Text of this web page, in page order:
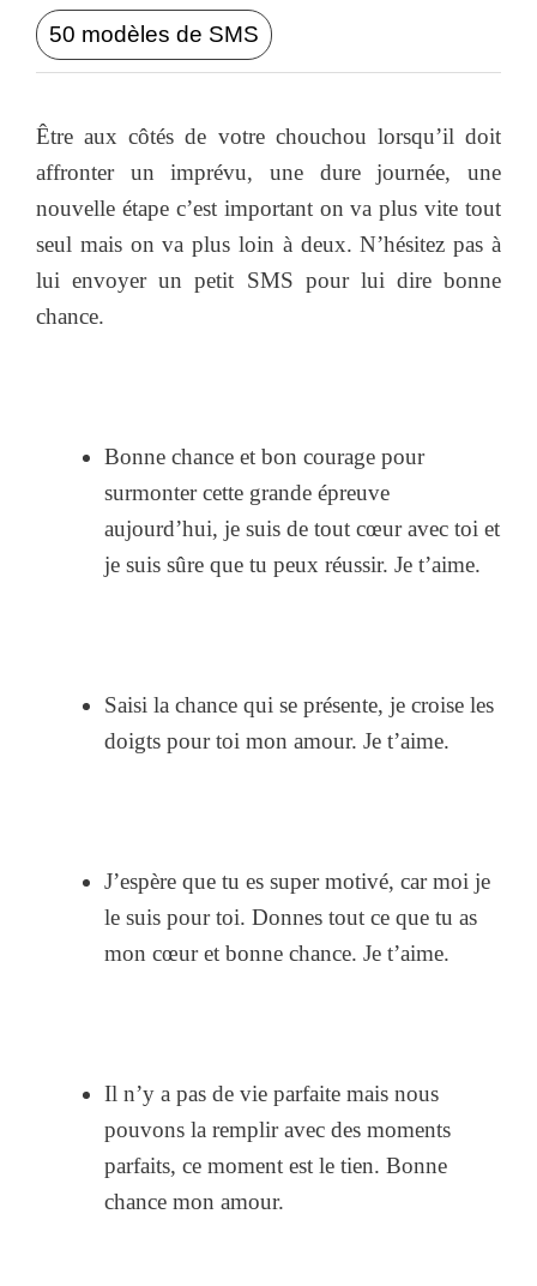
50 modèles de SMS
Être aux côtés de votre chouchou lorsqu’il doit
affronter un imprévu, une dure journée, une
nouvelle étape c’est important on va plus vite tout
seul mais on va plus loin à deux. N’hésitez pas à
lui envoyer un petit SMS pour lui dire bonne
chance.
Bonne chance et bon courage pour
surmonter cette grande épreuve
aujourd’hui, je suis de tout cœur avec toi et
je suis sûre que tu peux réussir. Je t’aime.
Saisi la chance qui se présente, je croise les
doigts pour toi mon amour. Je t’aime.
J’espère que tu es super motivé, car moi je
le suis pour toi. Donnes tout ce que tu as
mon cœur et bonne chance. Je t’aime.
Il n’y a pas de vie parfaite mais nous
pouvons la remplir avec des moments
parfaits, ce moment est le tien. Bonne
chance mon amour.